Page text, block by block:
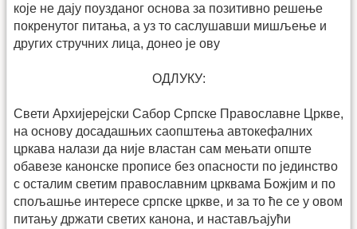
које не дају поузданог основа за позитивно решење
покренутог питања, а уз то саслушавши мишљење и
других стручних лица, донео је ову
ОДЛУКУ:
Свети Архијерејски Сабор Српске Православне Цркве,
на основу досадашњих саопштења автокефалних
цркава налази да није властан сам мењати опште
обавезе канонске прописе без опасности по јединство
с осталим светим православним црквама Божјим и по
спољашње интересе српске цркве, и за то ће се у овом
питању држати светих канона, и настављајући